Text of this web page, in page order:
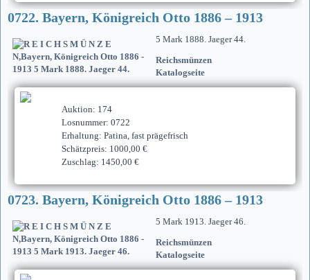
0722. Bayern, Königreich Otto 1886 – 1913
5 Mark 1888. Jaeger 44.
Reichsmünzen
Katalogseite
Auktion: 174
Losnummer: 0722
Erhaltung: Patina, fast prägefrisch
Schätzpreis: 1000,00 €
Zuschlag: 1450,00 €
0723. Bayern, Königreich Otto 1886 – 1913
5 Mark 1913. Jaeger 46.
Reichsmünzen
Katalogseite